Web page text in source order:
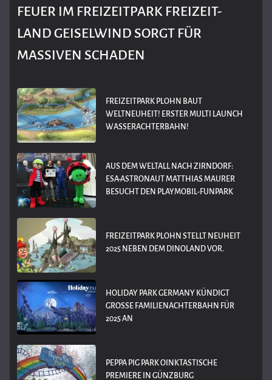
FEUER IM FREIZEITPARK FREIZEIT-
LAND GEISELWIND SORGT FÜR
MASSIVEN SCHADEN
FREIZEITPARK PLOHN BAUT
WELTNEUHEIT! ERSTER MULTI LAUNCH
WASSERACHTERBAHN!
AUS DEM WELTALL NACH ZIRNDORF:
ESA-ASTRONAUT MATTHIAS MAURER
BESUCHT DEN PLAYMOBIL-FUNPARK
FREIZEITPARK PLOHN STELLT NEUHEIT
2025 NEBEN DEM DINOLAND VOR.
HOLIDAY PARK GERMANY KÜNDIGT
GROSSE FAMILIENACHTERBAHN FÜR 2
025 AN
PEPPA PIG PARK OINKTASTISCHE
PREMIERE IN GÜNZBURG